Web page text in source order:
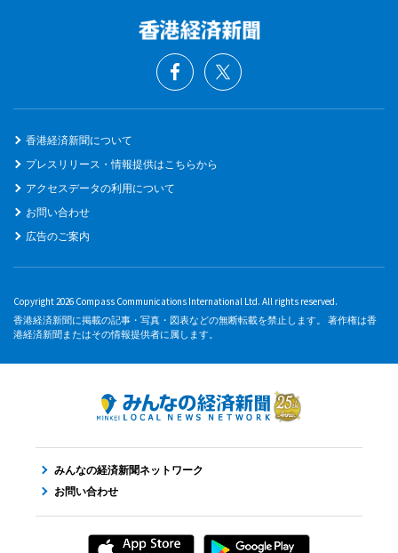
香港経済新聞について
プレスリリース・情報提供はこちらから
アクセスデータの利用について
お問い合わせ
広告のご案内
Copyright 2026 Compass Communications International Ltd. All rights reserved.
香港経済新聞に掲載の記事・写真・図表などの無断転載を禁止します。 著作権は香
港経済新聞またはその情報提供者に属します。
みんなの経済新聞ネットワーク
お問い合わせ